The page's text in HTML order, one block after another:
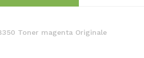
Toner magenta Originale